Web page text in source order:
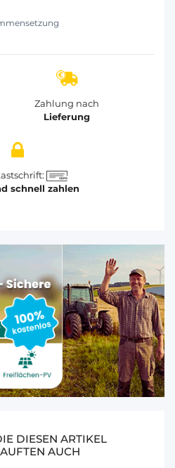
Zahlung nach
Lieferung
schnell zahlen
DIESEN ARTIKEL
AUCH